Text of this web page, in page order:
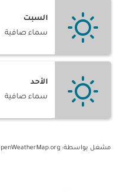
السبت
سماء صافية
الأحد
سماء صافية
مشغل بواسطة: OpenWeatherMap.org